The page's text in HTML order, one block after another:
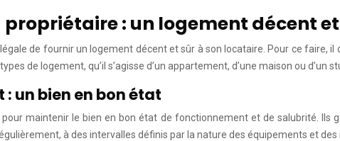
: un logement décent
de fournir un logement décent et sûr à son locataire. Pour ce
de logement, qu’il s’agisse d’un appartement, d’une maison ou d’un
un bien en bon état
maintenir le bien en bon état de fonctionnement et de salubrité.
à des intervalles définis par la nature des équipements et des